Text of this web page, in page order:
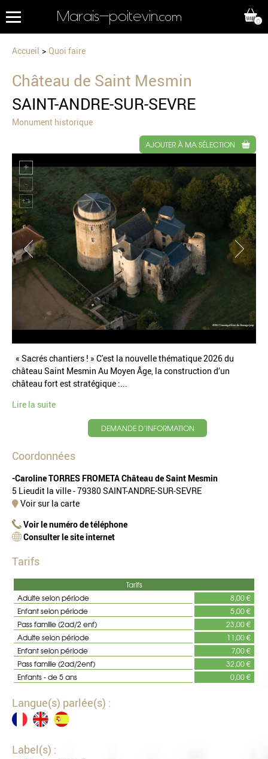
Marais-poitevin.com 0
Accueil Quoi faire
Château de Saint Mesmin
SAINT-ANDRE-SUR-SEVRE
Monument historique
AJOUTER À MA SÉLECTION
« Sacrés chantiers ! » C'est la nouvelle thématique 2026 du
château Saint Mesmin Au Moyen Âge, la construction d’un
château fort est stratégique :...
Lire la suite
DEMANDE D’INFORMATION
Coordonnées
-Caroline TORRES FROMETA Château de Saint Mesmin
5 Lieudit la ville - 79380 SAINT-ANDRE-SUR-SEVRE
Voir sur la carte
Voir le numéro de téléphone
Consulter le site internet
Tarifs
Tarifs
Adulte selon période
8,00 €
Enfant selon période
5,00 €
Pass famille (2ad/2 enf)
23,00 €
Adulte selon période
11,00 €
Enfant selon période
7,00 €
Pass famille (2ad/2enf)
32,00 €
Enfants - de 5 ans
0,00 €
Langue(s) parlée(s) :
Label(s) :